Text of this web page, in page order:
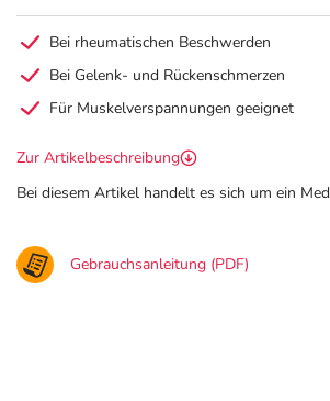
Bei rheumatischen Beschwerden
Bei Gelenk- und Rückenschmerzen
Für Muskelverspannungen geeignet
Zur Artikelbeschreibung
Bei diesem Artikel handelt es sich um ein
Gebrauchsanleitung (PDF)